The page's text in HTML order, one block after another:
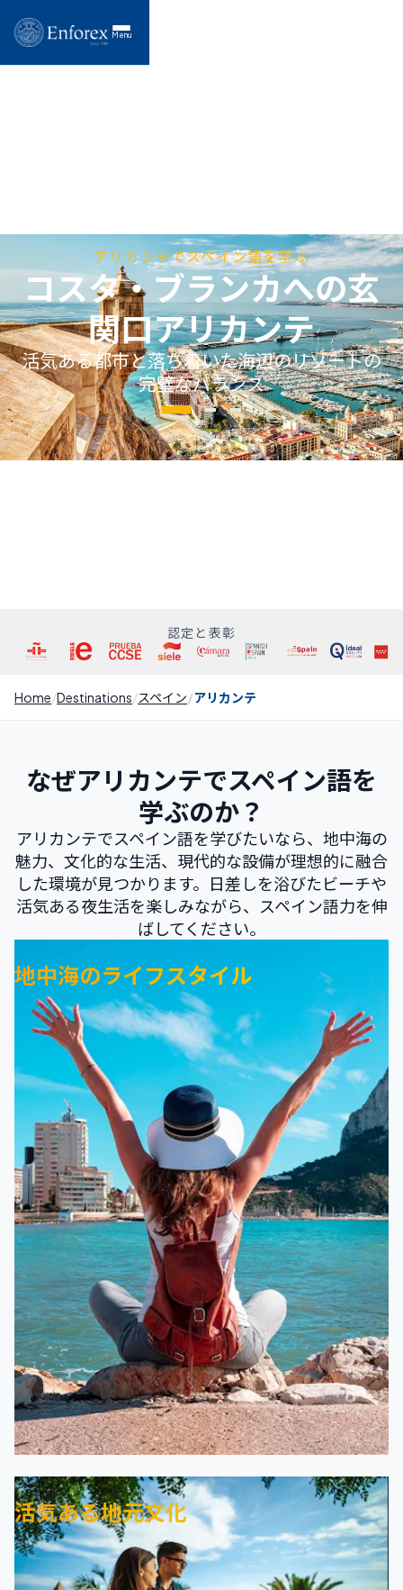
Menu
アリカンテでスペイン語を学ぶ
コスタ・ブランカへの玄
関口アリカンテ
活気ある都市と落ち着いた海辺のリゾートの
完璧なバランス
認定と表彰
Home Destinations スペイン アリカンテ
なぜアリカンテでスペイン語を
学ぶのか？
アリカンテでスペイン語を学びたいなら、地中海の
魅力、文化的な生活、現代的な設備が理想的に融合
した環境が見つかります。日差しを浴びたビーチや
活気ある夜生活を楽しみながら、スペイン語力を伸
ばしてください。
地中海のライフスタイル
活気ある地元文化